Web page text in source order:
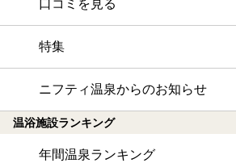
口コミを見る
特集
ニフティ温泉からのお知らせ
温浴施設ランキング
年間温泉ランキング